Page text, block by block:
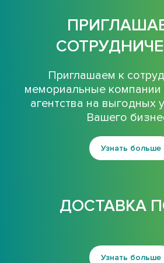
Приглашаем к
мемориальные компании
агентства на выгодных
Вашего
Узнать больше
ДОСТАВКА
Узнать больше